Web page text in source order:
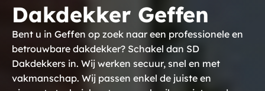
Dakdekker Geffen
Bent u in Geffen op zoek naar een professionele en
betrouwbare dakdekker? Schakel dan SD
Dakdekkers in. Wij werken secuur, snel en met
vakmanschap. Wij passen enkel de juiste en